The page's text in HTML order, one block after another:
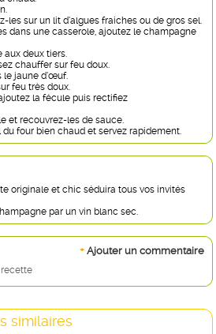
les sur un lit d’algues fraiches ou de gros sel.
dans une casserole, ajoutez le champagne
aux deux tiers.
chauffer sur feu doux.
le jaune d’œuf.
feu très doux.
la fécule puis rectifiez
et recouvrez-les de sauce.
four bien chaud et servez rapidement.
originale et chic séduira tous vos invités
par un vin blanc sec.
+ Ajouter un commentaire
similaires